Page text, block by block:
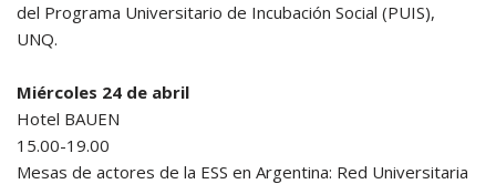
del Programa Universitario de Incubación Social (PUIS),
UNQ.
Miércoles 24 de abril
Hotel BAUEN
15.00-19.00
Mesas de actores de la ESS en Argentina: Red Universitaria